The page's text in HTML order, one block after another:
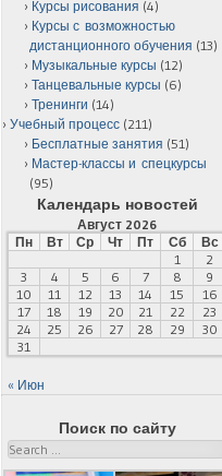
Курсы рисования (4)
Курсы с возможностью
дистанционного обучения (13)
Музыкальные курсы (12)
Танцевальные курсы (6)
Тренинги (14)
Учебный процесс (211)
Бесплатные занятия (51)
Мастер-классы и спецкурсы
(95)
Календарь новостей
Август 2026
Пн
Вт Ср Чт Пт Сб
Вс
1
2
3
4 5 6 7 8
9
10
11 12 13 14 15
16
17
18 19 20 21 22
23
24
25 26 27 28 29
30
31
« Июн
Поиск по сайту
Search